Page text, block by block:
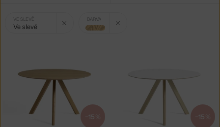
Vybrané
filtry:
VE SLEVĚ
Ve slevě
BARVA
světlé dřevo
−15 % −15 %